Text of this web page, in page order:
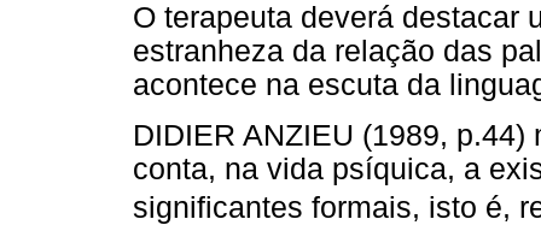
O terapeuta deverá destacar
estranheza da relação das
acontece na escuta da
DIDIER ANZIEU (1989,
conta, na vida psíquica, a
significantes formais, isto